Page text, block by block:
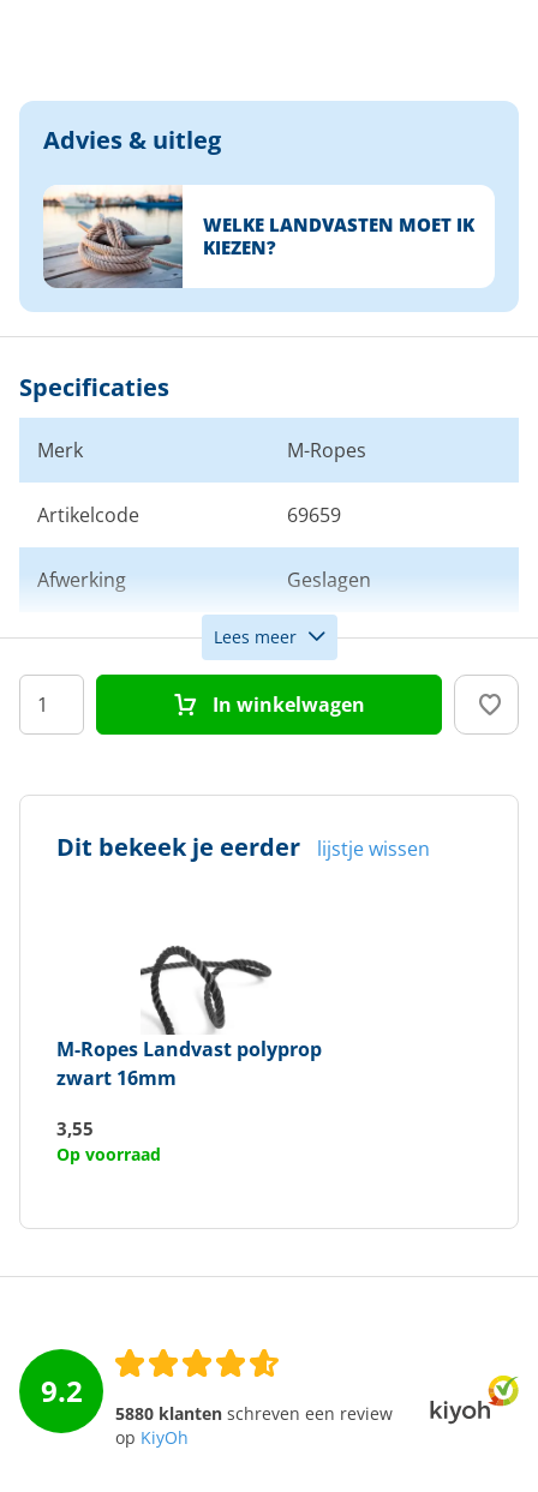
Advies & uitleg
WELKE LANDVASTEN MOET IK
KIEZEN?
Specificaties
Merk M-Ropes
Artikelcode 69659
Afwerking Geslagen
Kleur Zwart
Lees meer
In winkelwagen
Dit bekeek je eerder lijstje wissen
M-Ropes Landvast polyprop
zwart 16mm
3,55
Op voorraad
9.2
5880 klanten schreven een review
op KiyOh